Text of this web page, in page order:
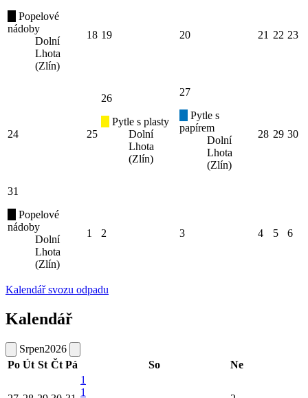
Popelové
nádoby
Dolní
Lhota
(Zlín)
18 19 20 21 22 23
24 25
26
Pytle s plasty
Dolní
Lhota
(Zlín)
27
Pytle s
papírem
Dolní
Lhota
(Zlín)
28 29 30
31
Popelové
nádoby
Dolní
Lhota
(Zlín)
1 2 3 4 5 6
Kalendář svozu odpadu
Kalendář
Srpen2026
Po Út St Čt Pá So Ne
1
1